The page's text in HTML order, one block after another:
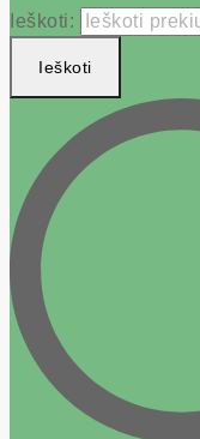
Ieškoti:
Ieškoti